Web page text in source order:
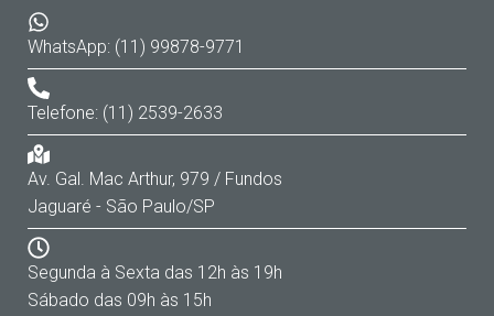
WhatsApp: (11) 99878-9771
Telefone: (11) 2539-2633
Av. Gal. Mac Arthur, 979 / Fundos
Jaguaré - São Paulo/SP
Segunda à Sexta das 12h às 19h
Sábado das 09h às 15h